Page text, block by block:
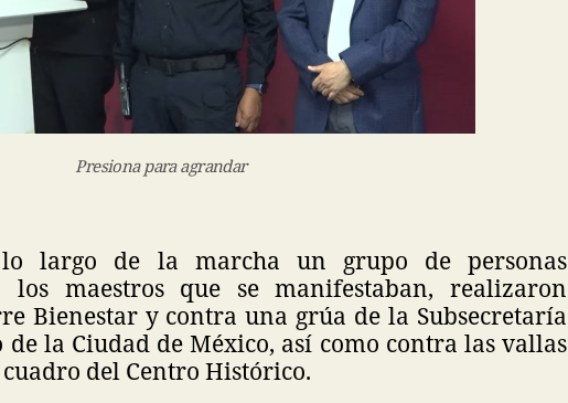
Presiona para agrandar
largo de la marcha un grupo de personas
los maestros que se manifestaban, realizaron
Bienestar y contra una grúa de la Subsecretaría
la Ciudad de México, así como contra las vallas
del Centro Histórico.